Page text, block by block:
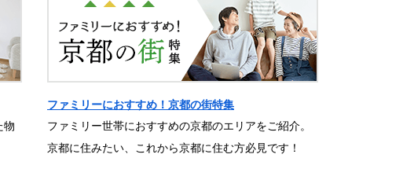
物
ファミリーにおすすめ！京都の街特集
ファミリー世帯におすすめの京都のエリアをご紹介。
京都に住みたい、これから京都に住む方必見です！